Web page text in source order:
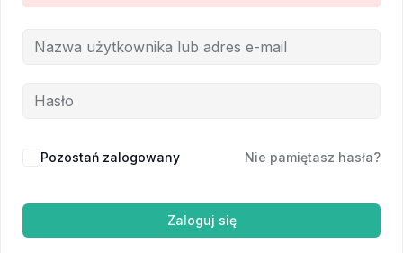
Pozostań zalogowany Nie pamiętasz hasła?
Zaloguj się